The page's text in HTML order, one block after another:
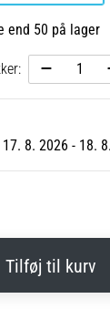
end 50 på lager
17. 8. 2026 - 18.
Tilføj til kurv